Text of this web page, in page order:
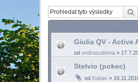
Giulia QV - Active
od ondrasudoma »
Stelvio (pokec)
od Kubas »